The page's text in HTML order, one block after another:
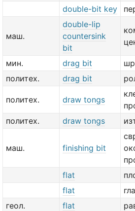
double-bit key
маш.
double-lip
countersink
bit
мин. drag bit
политех.
drag bit
политех. draw tongs
политех.
draw tongs
маш. finishing bit
flat
flat
геол.
flat